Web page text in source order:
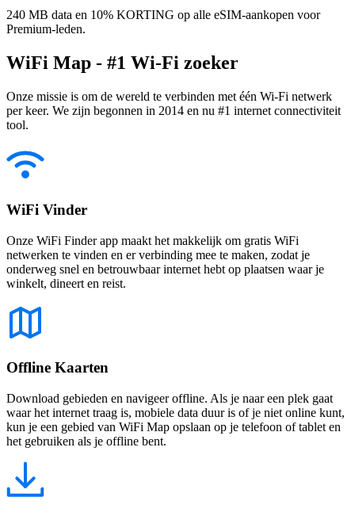
240 MB data en 10% KORTING op alle eSIM-aankopen voor
Premium-leden.
WiFi Map - #1 Wi-Fi zoeker
Onze missie is om de wereld te verbinden met één Wi-Fi netwerk
per keer. We zijn begonnen in 2014 en nu #1 internet connectiviteit
tool.
WiFi Vinder
Onze WiFi Finder app maakt het makkelijk om gratis WiFi
netwerken te vinden en er verbinding mee te maken, zodat je
onderweg snel en betrouwbaar internet hebt op plaatsen waar je
winkelt, dineert en reist.
Offline Kaarten
Download gebieden en navigeer offline. Als je naar een plek gaat
waar het internet traag is, mobiele data duur is of je niet online kunt,
kun je een gebied van WiFi Map opslaan op je telefoon of tablet en
het gebruiken als je offline bent.